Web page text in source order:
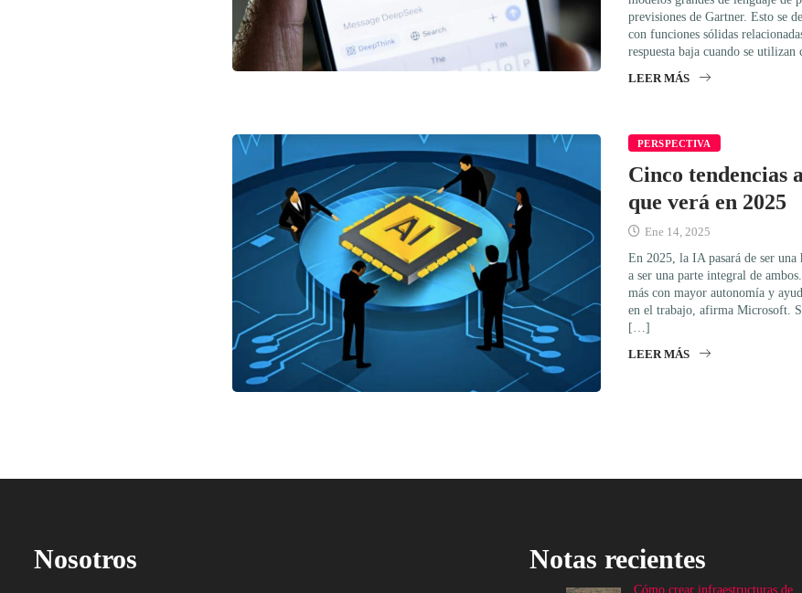
previsiones de Gartner. Esto se
con funciones sólidas
respuesta baja cuando se
LEER MÁS
PERSPECTIVA
Cinco tendencias
que verá en 2025
Ene 14, 2025
En 2025, la IA pasará de ser
a ser una parte integral de
más con mayor autonomía y
en el trabajo, afirma Microsoft.
[…]
LEER MÁS
Nosotros Notas recientes
Cómo crear infraestructuras de